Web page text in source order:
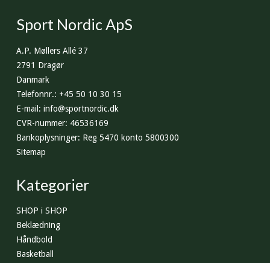
Sport Nordic ApS
A.P. Møllers Allé 37
2791 Dragør
Danmark
Telefonnr.: +45 50 10 30 15
E-mail : info@sportnordic.dk
CVR-nummer: 46536169
Bankoplysninger: Reg 5470 konto 5800300
Sitemap
Kategorier
SHOP i SHOP
Beklædning
Håndbold
Basketball